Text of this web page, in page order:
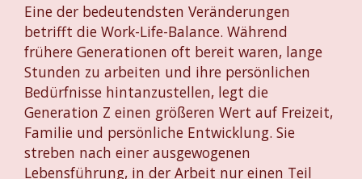
Eine der bedeutendsten Veränderungen
betrifft die Work-Life-Balance. Während
frühere Generationen oft bereit waren, lange
Stunden zu arbeiten und ihre persönlichen
Bedürfnisse hintanzustellen, legt die
Generation Z einen größeren Wert auf Freizeit,
Familie und persönliche Entwicklung. Sie
streben nach einer ausgewogenen
Lebensführung, in der Arbeit nur einen Teil